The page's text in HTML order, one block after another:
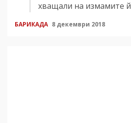
хващали на измамите й
БАРИКАДА 8 декември 2018